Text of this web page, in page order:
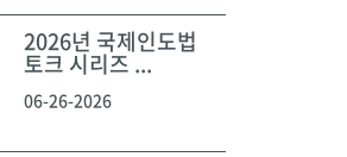
2026년 국제인도법
토크 시리즈 ...
06-26-2026